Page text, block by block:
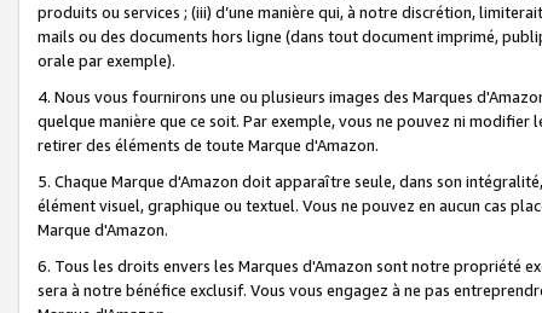
produits ou services ; (iii) d’une manière qui, à notre discrétion,
mails ou des documents hors ligne (dans tout document imprimé,
orale par exemple).
4. Nous vous fournirons une ou plusieurs images des Marques
quelque manière que ce soit. Par exemple, vous ne pouvez ni
retirer des éléments de toute Marque d'Amazon.
5. Chaque Marque d'Amazon doit apparaître seule, dans son
élément visuel, graphique ou textuel. Vous ne pouvez en aucun cas
Marque d'Amazon.
6. Tous les droits envers les Marques d'Amazon sont notre propriété
sera à notre bénéfice exclusif. Vous vous engagez à ne pas